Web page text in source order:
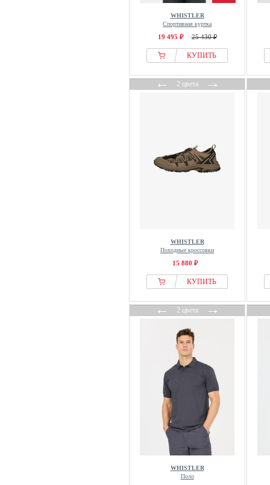
WHISTLER
Спортивная куртка
19 495 ₽ 25 430 ₽
КУПИТЬ
←2 цвета→
WHISTLER
Походные кроссовки
15 880 ₽
КУПИТЬ
←2 цвета→
WHISTLER
Поло